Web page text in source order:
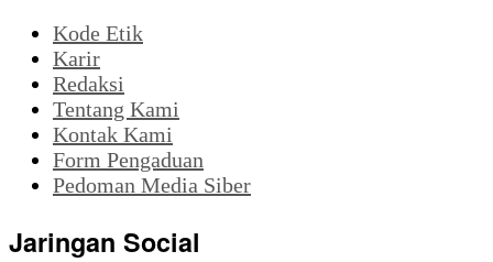
Kode Etik
Karir
Redaksi
Tentang Kami
Kontak Kami
Form Pengaduan
Pedoman Media Siber
Jaringan Social